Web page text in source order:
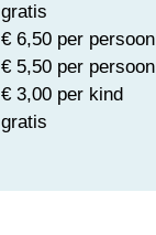
gratis
€ 6,50 per persoon
€ 5,50 per persoon
€ 3,00 per kind
gratis